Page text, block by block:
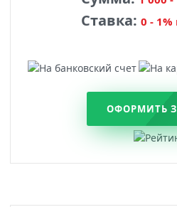
Ставка: 0 - 1%
ОФОРМИТЬ